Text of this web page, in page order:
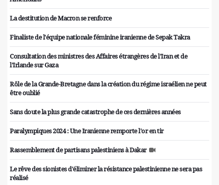
La destitution de Macron se renforce
Finaliste de l'équipe nationale féminine iranienne de Sepak Takra
Consultation des ministres des Affaires étrangères de l'Iran et de
l'Irlande sur Gaza
Rôle de la Grande-Bretagne dans la création du régime israélien ne peut
être oublié
Sans doute la plus grande catastrophe de ces dernières années
Paralympiques 2024 : Une Iranienne remporte l'or en tir
Rassemblement de partisans palestiniens à Dakar
Le rêve des sionistes d'éliminer la résistance palestinienne ne sera pas
réalisé